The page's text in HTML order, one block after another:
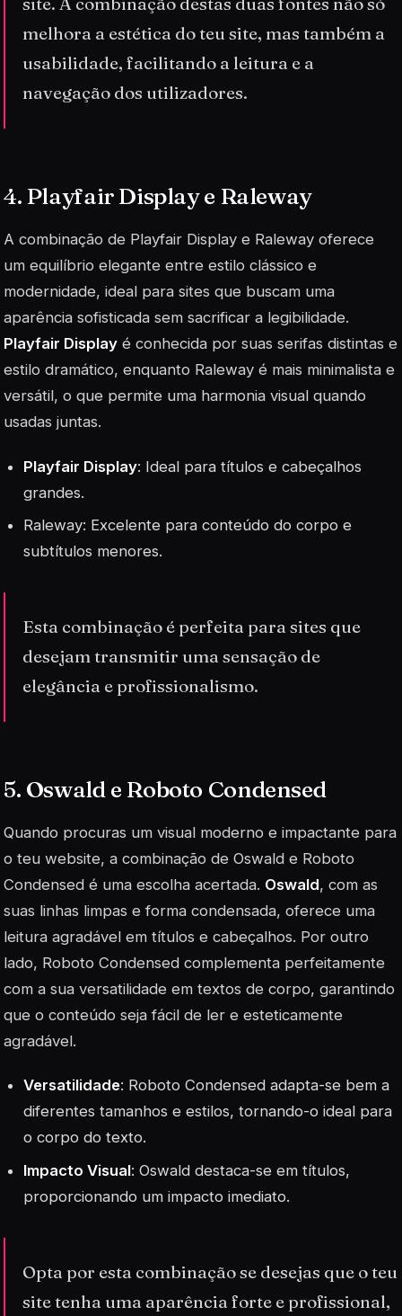
melhora a estética do teu site, mas também a
usabilidade, facilitando a leitura e a
navegação dos utilizadores.
4. Playfair Display e Raleway
A combinação de Playfair Display e Raleway oferece
um equilíbrio elegante entre estilo clássico e
modernidade, ideal para sites que buscam uma
aparência sofisticada sem sacrificar a legibilidade.
Playfair Display é conhecida por suas serifas distintas e
estilo dramático, enquanto Raleway é mais minimalista e
versátil, o que permite uma harmonia visual quando
usadas juntas.
Playfair Display: Ideal para títulos e cabeçalhos
grandes.
Raleway: Excelente para conteúdo do corpo e
subtítulos menores.
Esta combinação é perfeita para sites que
desejam transmitir uma sensação de
elegância e profissionalismo.
5. Oswald e Roboto Condensed
Quando procuras um visual moderno e impactante para
o teu website, a combinação de Oswald e Roboto
Condensed é uma escolha acertada. Oswald, com as
suas linhas limpas e forma condensada, oferece uma
leitura agradável em títulos e cabeçalhos. Por outro
lado, Roboto Condensed complementa perfeitamente
com a sua versatilidade em textos de corpo, garantindo
que o conteúdo seja fácil de ler e esteticamente
agradável.
Versatilidade: Roboto Condensed adapta-se bem a
diferentes tamanhos e estilos, tornando-o ideal para
o corpo do texto.
Impacto Visual: Oswald destaca-se em títulos,
proporcionando um impacto imediato.
Opta por esta combinação se desejas que o teu
site tenha uma aparência forte e profissional,